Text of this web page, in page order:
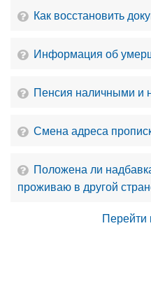
Как восстановить
Информация об
Пенсия наличными и
Смена адреса
Положена ли
проживаю в другой